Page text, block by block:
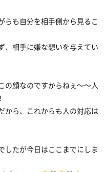
らも自分を相手側から見るこ
、相手に嫌な想いを与えてい
の顔なのですからねぇ〜〜人
から、これからも人の対応は
したが今日はここまでにしま